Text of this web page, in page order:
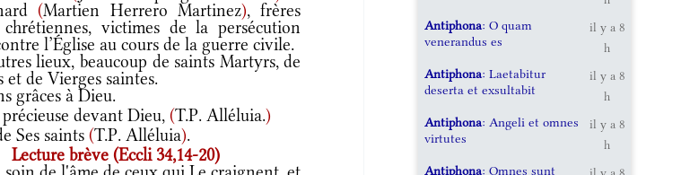
(Martien Herrero Martinez), frères
chrétiennes, victimes de la persécution
l’Église au cours de la guerre civile.
lieux, beaucoup de saints Martyrs, de
et de Vierges saintes.
grâces à Dieu.
devant Dieu,(T.P. Alléluia.)
Ses saints(T.P. Alléluia).
Lecture brève (Eccli 34,14-20)
Antiphona: O quam
venerandus es
il y a 8
h
Antiphona: Laetabitur
deserta et exsultabit
il y a 8
h
Antiphona: Angeli et omnes
virtutes
il y a 8
h
Antiphona: Omnes sunt
il y a 8